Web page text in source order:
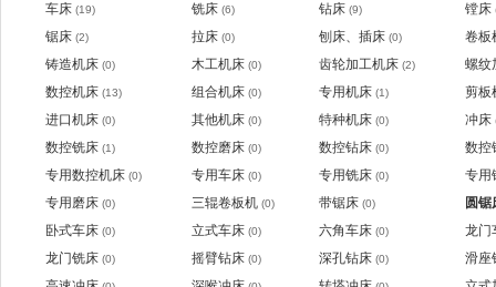
车床 (19) 铣床 (6) 钻床 (9) 镗床
锯床 (2) 拉床 (0) 刨床、插床 (0)
卷板
铸造机床 (0) 木工机床 (0) 齿轮加工机床 (2)
螺纹
数控机床 (13) 组合机床 (0) 专用机床 (1)
剪板
进口机床 (0) 其他机床 (0) 特种机床 (0) 冲床
数控铣床 (1) 数控磨床 (0) 数控钻床 (0)
数控
专用数控机床 (0) 专用车床 (0) 专用铣床 (0)
专用
专用磨床 (0) 三辊卷板机 (0) 带锯床 (0)
圆锯
卧式车床 (0) 立式车床 (0) 六角车床 (0)
龙门
龙门铣床 (0) 摇臂钻床 (0) 深孔钻床 (0)
滑座